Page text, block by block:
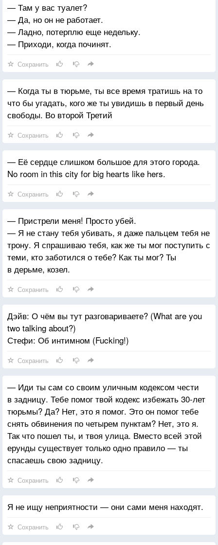
— Там у вас туалет?
— Да, но он не работает.
— Ладно, потерплю еще недельку.
— Приходи, когда починят.
Сохранить
— Когда ты в тюрьме, ты все время тратишь на то
что бы угадать, кого же ты увидишь в первый день
свободы. Во второй Третий
Сохранить
— Её сердце слишком большое для этого города.
No room in this city for big hearts like hers.
Сохранить
— Пристрели меня! Просто убей.
— Я не стану тебя убивать, я даже пальцем тебя не
трону. Я спрашиваю тебя, как же ты мог поступить с
теми, кто заботился о тебе? Как ты мог? Ты
в дерьме, козел.
Сохранить
Дэйв: О чём вы тут разговариваете? (What are you
two talking about?)
Стефи: Об интимном (Fucking!)
Сохранить
— Иди ты сам со своим уличным кодексом чести
в задницу. Тебе помог твой кодекс избежать 30-лет
тюрьмы? Да? Нет, это я помог. Это он помог тебе
снять обвинения по четырем пунктам? Нет, это я.
Так что пошел ты, и твоя улица. Вместо всей этой
ерунды существует только одно правило — ты
спасаешь свою задницу.
Сохранить
Я не ищу неприятности — они сами меня находят.
Сохранить